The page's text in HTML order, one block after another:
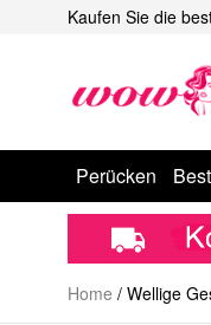
Kaufen Sie die
Perücken
Home / Wellige